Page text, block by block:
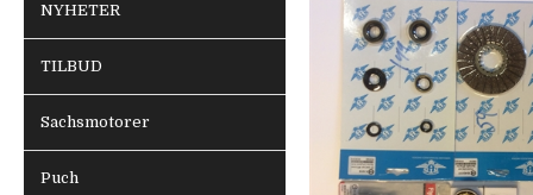
NYHETER
TILBUD
Sachsmotorer
Puch